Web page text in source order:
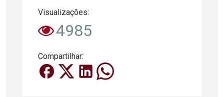
Visualizações:
4985
Compartilhar: